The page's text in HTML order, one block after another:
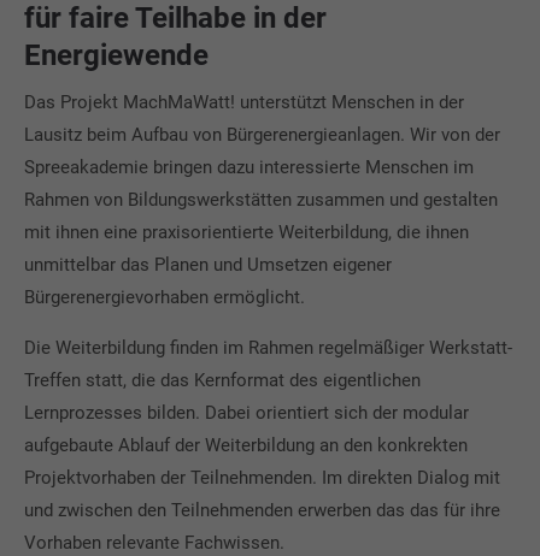
für faire Teilhabe in der
Energiewende
Das Projekt MachMaWatt! unterstützt Menschen in der
Lausitz beim Aufbau von Bürgerenergieanlagen. Wir von der
Spreeakademie bringen dazu interessierte Menschen im
Rahmen von Bildungswerkstätten zusammen und gestalten
mit ihnen eine praxisorientierte Weiterbildung, die ihnen
unmittelbar das Planen und Umsetzen eigener
Bürgerenergievorhaben ermöglicht.
Die Weiterbildung finden im Rahmen regelmäßiger Werkstatt-
Treffen statt, die das Kernformat des eigentlichen
Lernprozesses bilden. Dabei orientiert sich der modular
aufgebaute Ablauf der Weiterbildung an den konkrekten
Projektvorhaben der Teilnehmenden. Im direkten Dialog mit
und zwischen den Teilnehmenden erwerben das das für ihre
Vorhaben relevante Fachwissen.